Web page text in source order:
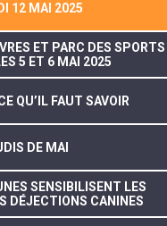
12 MAI 2025
ET PARC DES SPORTS
5 ET 6 MAI 2025
QU’IL FAUT SAVOIR
DE MAI
SENSIBILISENT LES
DÉJECTIONS CANINES